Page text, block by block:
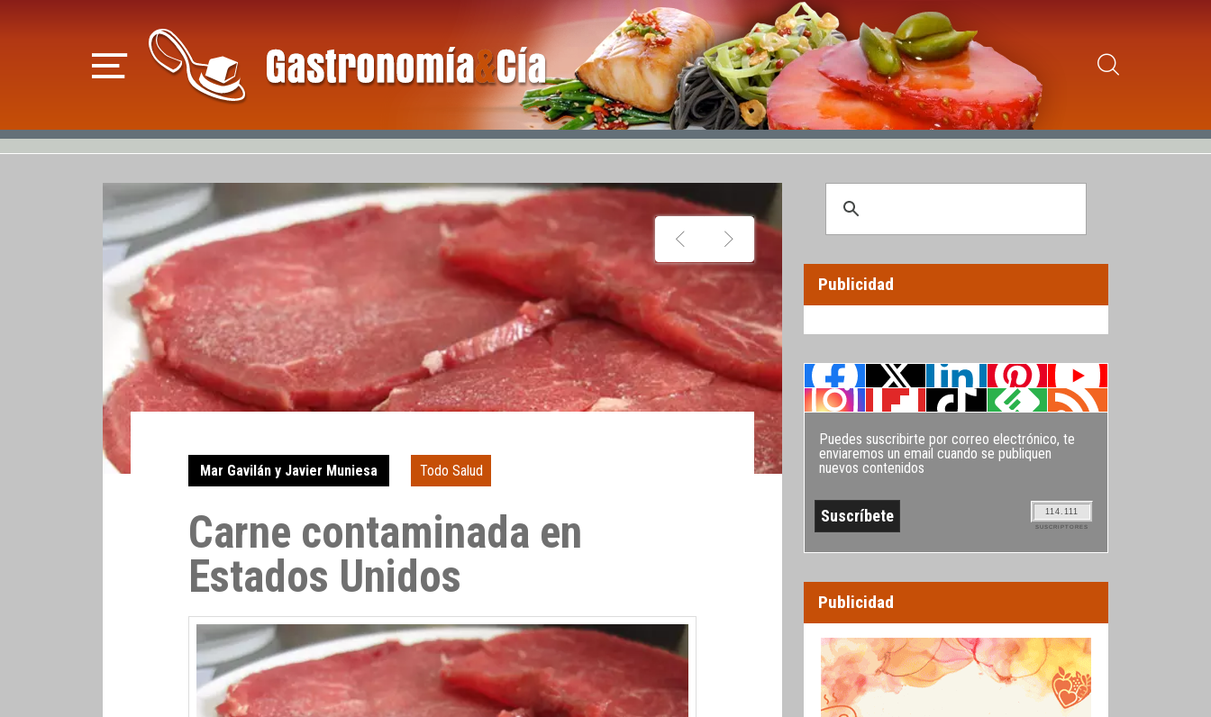
Mar Gavilán y Javier Muniesa Todo Salud
Carne contaminada en
Estados Unidos
Publicidad
Puedes suscribirte por correo electrónico, te
enviaremos un email cuando se publiquen
nuevos contenidos
114.111
SUSCRIPTORES
Publicidad